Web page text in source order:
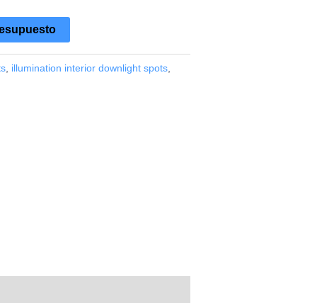
, illumination interior downlight spots,